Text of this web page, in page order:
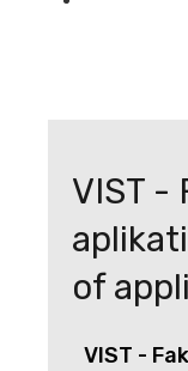
VIST -
of
VIST -